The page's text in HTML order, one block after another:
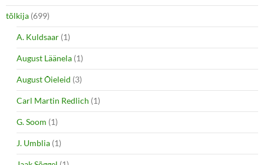
tõlkija (699)
A. Kuldsaar (1)
August Läänela (1)
August Õieleid (3)
Carl Martin Redlich (1)
G. Soom (1)
J. Umblia (1)